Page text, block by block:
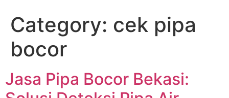
Category: cek pipa
bocor
Jasa Pipa Bocor Bekasi: